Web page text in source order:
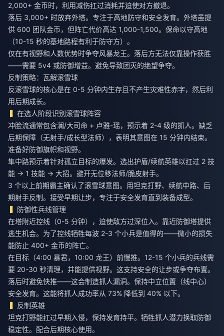
2,000+ 金币时，利用减伤扛过消耗并迫使对方撤退。
落后 3,000+ 时放弃外塔。专注于高地防守和安全发育。外塔虽提
供 600 团队金币，但阵亡代价高达 1,000-1,500。保命以守高地
（10-15 秒的基地路程有利于防守方）。
仅在有视野和人数优势时争夺风暴龙王。落后方无法仅靠操作获胜
——需要 5v4 或防御增益。避免导致团灭的绝望争夺。
反制策略：瓦解滚雪球
反滚雪球的核心是在 0-5 分钟内生存且不产生灾难性赤字，然后利
用后期成长。
在选人阶段识别滚雪球阵容
冲脸流通常包含澜/大司命 + 卢雅-瑶，预示着 2-4 级的抓人。缺乏
后期保障（无射手/成长型法师），表明其意图在 15 分钟内结束。
准备好防御旗帜和视野。
隼中路预示着针对孤立目标的爆发。选出护盾/续航英雄以扛过 2 技
能 → 1 技能 → 大招。避开无位移法师/脆皮射手。
3 个以上前期霸主确认了滚雪球意图。用坦克打野、续航中路、后
期射手反制。接受早期让步，专注于安全发育直到装备成型。
防御性兵线管理
在塔附近控线（0-5 分钟），迫使敌方过深位入。靠近防御塔提供
逃生机会。为了控线牺牲每波 2-3 个小兵是值得的——微小的损失
能防止 400+ 金币的阵亡。
在目标（4:00 暴君，10:00 龙王）前慢推。12-15 个小兵的兵线需
要 20-30 秒清理，并能提供视野。这支持安全的让步或争夺布置。
落后时避免快推——这会制造抓人漏洞。保持中立位置（线中心）
安全发育。这能将抓人成功率从 73% 降低到 40% 以下。
反制英雄
坦克打野能扛过早期入侵，保持发育持平。牺牲抓人潜力换取防御
稳定性。配合后期核心使用。